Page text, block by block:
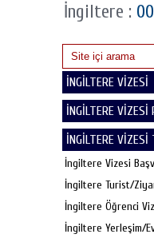
İngiltere :
İNGİLTERE VİZESİ
İNGİLTERE VİZESİ
İNGİLTERE VİZESİ
İngiltere Vizesi
İngiltere Turist/
İngiltere Öğrenci
İngiltere Yerleşim/